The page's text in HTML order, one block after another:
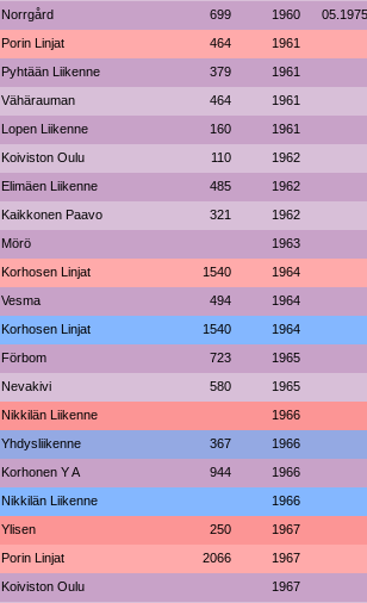
Norrgård 699 1960 05.1975
Porin Linjat 464 1961
Pyhtään Liikenne 379 1961
Vähärauman 464 1961
Lopen Liikenne 160 1961
Koiviston Oulu 110 1962
Elimäen Liikenne 485 1962
Kaikkonen Paavo 321 1962
Mörö 1963
Korhosen Linjat 1540 1964
Vesma 494 1964
Korhosen Linjat 1540 1964
Förbom 723 1965
Nevakivi 580 1965
Nikkilän Liikenne 1966
Yhdysliikenne 367 1966
Korhonen Y A 944 1966
Nikkilän Liikenne 1966
Ylisen 250 1967
Porin Linjat 2066 1967
Koiviston Oulu 1967